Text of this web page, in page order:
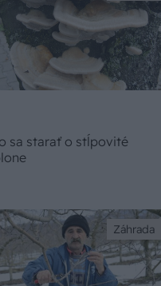
sa starať o stĺpovité
Záhrada